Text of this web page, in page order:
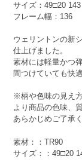
サイズ：49□20 143
フレーム幅：136
ウェリントンの新
仕上げました。
素材には軽量かつ
間つけていても快
※柄や色味の見え
より商品の色味、
あらかじめご了承
素材：：TR90
サイズ：：49□20